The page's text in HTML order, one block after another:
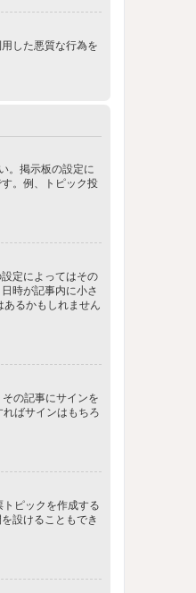
した悪質な行為を
。掲示板の設定に
。例、トピック投
定によってはその
時が記事内に小さ
るかもしれません
の記事にサインを
ればサインはもちろ
ピックを作成する
設けることもでき